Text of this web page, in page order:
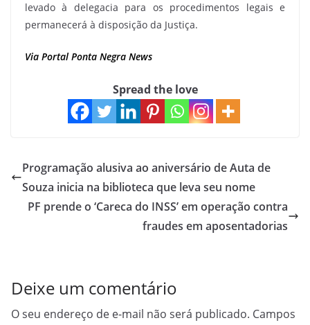
levado à delegacia para os procedimentos legais e
permanecerá à disposição da Justiça.
Via Portal Ponta Negra News
Spread the love
Programação alusiva ao aniversário de Auta de
Souza inicia na biblioteca que leva seu nome
PF prende o ‘Careca do INSS’ em operação contra
fraudes em aposentadorias
Deixe um comentário
O seu endereço de e-mail não será publicado. Campos